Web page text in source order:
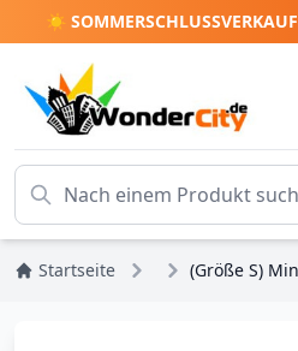
☀️ SOMMERSCHLUSSVERKAUF
Startseite Pixar